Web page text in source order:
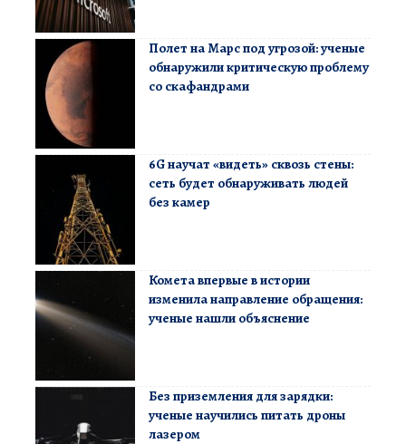
Полет на Марс под угрозой: ученые
обнаружили критическую проблему
со скафандрами
6G научат «видеть» сквозь стены:
сеть будет обнаруживать людей
без камер
Комета впервые в истории
изменила направление обращения:
ученые нашли объяснение
Без приземления для зарядки:
ученые научились питать дроны
лазером